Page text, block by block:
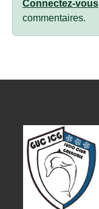
Connectez-vous
commentaires.